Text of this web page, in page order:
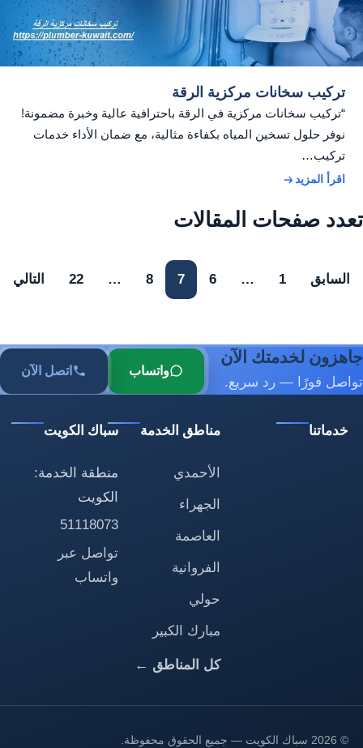
تركيب سخانات مركزية الرقة
“تركيب سخانات مركزية في الرقة باحترافية عالية وخبرة مضمونة!
نوفر حلول تسخين المياه بكفاءة مثالية، مع ضمان الأداء خدمات
تركيب…
اقرأ المزيد
تعدد صفحات المقالات
السابق 1
…
6
7
8
…
22 التالي
جاهزون لخدمتك الآن
تواصل فورًا — رد سريع.
واتساب اتصل الآن
خدماتنا مناطق الخدمة
الأحمدي
الجهراء
العاصمة
الفروانية
حولي
مبارك الكبير
كل المناطق ←
سباك الكويت
منطقة الخدمة:
الكويت
51118073
تواصل عبر
واتساب
© 2026 سباك الكويت — جميع الحقوق محفوظة.